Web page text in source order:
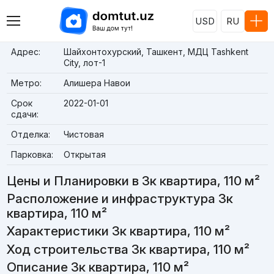
USD RU
Адрес:
Шайхонтохурский, Ташкент, МДЦ Tashkent
City, лот-1
Метро:
Алишера Навои
Срок
сдачи:
2022-01-01
Отделка:
Чистовая
Парковка:
Открытая
Цены и Планировки в 3к квартира, 110 м²
Расположение и инфраструктура 3к
квартира, 110 м²
Характеристики 3к квартира, 110 м²
Ход строительства 3к квартира, 110 м²
Описание 3к квартира, 110 м²